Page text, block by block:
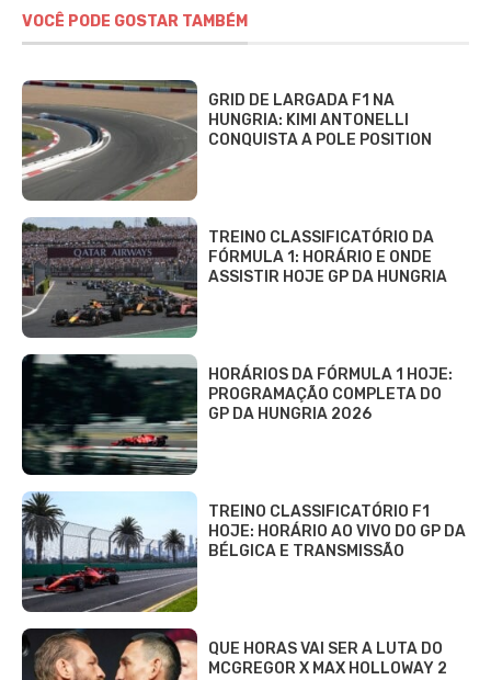
VOCÊ PODE GOSTAR TAMBÉM
GRID DE LARGADA F1 NA
HUNGRIA: KIMI ANTONELLI
CONQUISTA A POLE POSITION
TREINO CLASSIFICATÓRIO DA
FÓRMULA 1: HORÁRIO E ONDE
ASSISTIR HOJE GP DA HUNGRIA
HORÁRIOS DA FÓRMULA 1 HOJE:
PROGRAMAÇÃO COMPLETA DO
GP DA HUNGRIA 2026
TREINO CLASSIFICATÓRIO F1
HOJE: HORÁRIO AO VIVO DO GP DA
BÉLGICA E TRANSMISSÃO
QUE HORAS VAI SER A LUTA DO
MCGREGOR X MAX HOLLOWAY 2